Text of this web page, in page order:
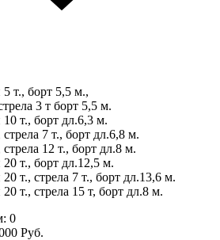
т., борт 5,5 м.,
3 т борт 5,5 м.
т., борт дл.6,3 м.
7 т., борт дл.6,8 м.
12 т., борт дл.8 м.
т., борт дл.12,5 м.
т., стрела 7 т., борт дл.13,6 м.
т., стрела 15 т, борт дл.8 м.
0
Руб.